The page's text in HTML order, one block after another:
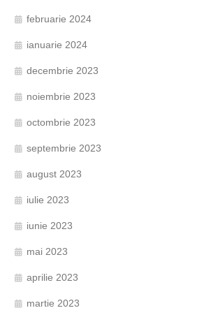
februarie 2024
ianuarie 2024
decembrie 2023
noiembrie 2023
octombrie 2023
septembrie 2023
august 2023
iulie 2023
iunie 2023
mai 2023
aprilie 2023
martie 2023